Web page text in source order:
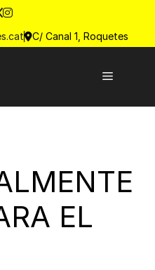
C/ Canal 1, Roquetes
EL